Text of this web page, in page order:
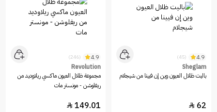
4.9
(45)
Sheglam
باليت ظلال العيون وين إن فيينا من شيجلام
62

4.9
(246)
Revolution
مجموعة ظلال العيون ماكسي ريلاوديد من
ريفلوشن - مونستر مات
149.01
